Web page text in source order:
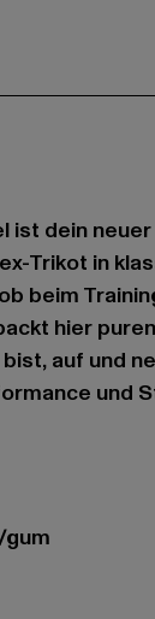
ist dein
Trikot in
beim
hier
auf und
und